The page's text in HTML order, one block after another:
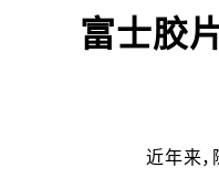
富士胶
近年来，随